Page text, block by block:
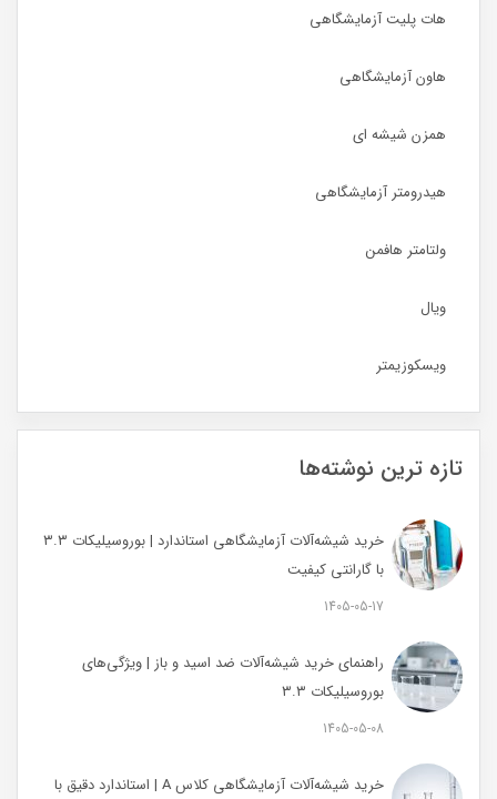
هات پلیت آزمایشگاهی
هاون آزمایشگاهی
همزن شیشه ای
هیدرومتر آزمایشگاهی
ولتامتر هافمن
ویال
ویسکوزیمتر
تازه ترین نوشته‌ها
خرید شیشه‌آلات آزمایشگاهی استاندارد | بوروسیلیکات ۳.۳
با گارانتی کیفیت
1405-05-17
راهنمای خرید شیشه‌آلات ضد اسید و باز | ویژگی‌های
بوروسیلیکات ۳.۳
1405-05-08
خرید شیشه‌آلات آزمایشگاهی کلاس A | استاندارد دقیق با